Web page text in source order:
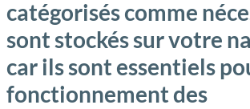
catégorisés comme
sont stockés sur votre
car ils sont essentiels
fonctionnement des